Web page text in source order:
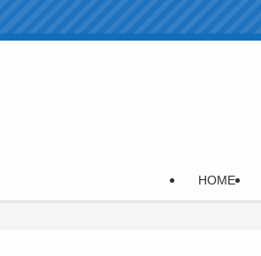
HOME